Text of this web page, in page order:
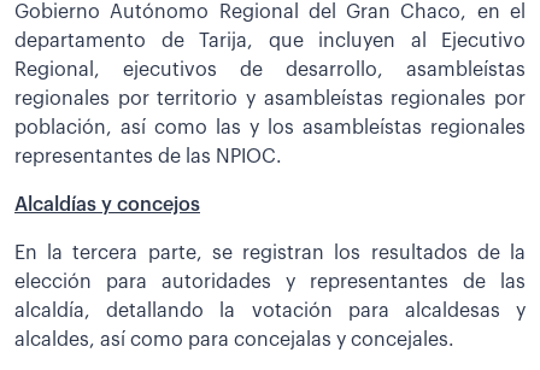
Gobierno Autónomo Regional del Gran Chaco, en el
departamento de Tarija, que incluyen al Ejecutivo
Regional, ejecutivos de desarrollo, asambleístas
regionales por territorio y asambleístas regionales por
población, así como las y los asambleístas regionales
representantes de las NPIOC.
Alcaldías y concejos
En la tercera parte, se registran los resultados de la
elección para autoridades y representantes de las
alcaldía, detallando la votación para alcaldesas y
alcaldes, así como para concejalas y concejales.